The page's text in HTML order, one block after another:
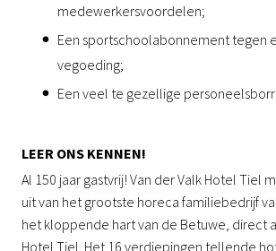
medewerkersvoordelen;
Een sportschoolabonnement tegen
vegoeding;
Een veel te gezellige
LEER ONS KENNEN!
Al 150 jaar gastvrij! Van der Valk Hotel Tiel
uit van het grootste horeca familiebedrijf
het kloppende hart van de Betuwe, direct
Hotel Tiel. Het 16 verdiepingen tellende